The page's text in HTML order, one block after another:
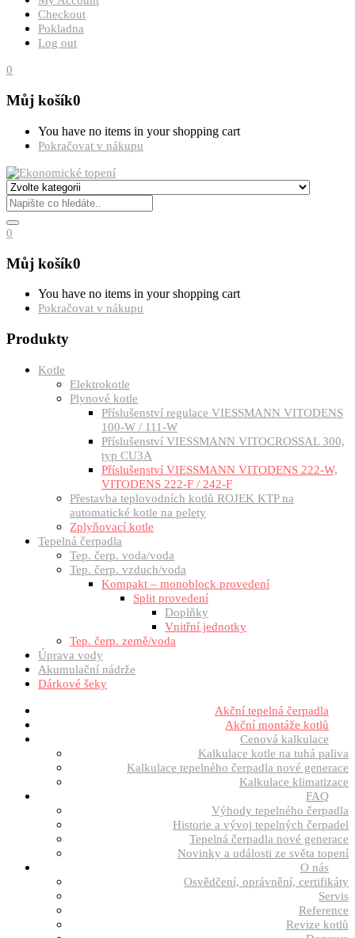
Checkout
Pokladna
Log out
0
Můj košík0
You have no items in your shopping cart
Pokračovat v nákupu
0
Můj košík0
You have no items in your shopping cart
Pokračovat v nákupu
Produkty
Kotle
Elektrokotle
Plynové kotle
Příslušenství regulace VIESSMANN VITODENS
100-W / 111-W
Příslušenství VIESSMANN VITOCROSSAL 300,
typ CU3A
Příslušenství VIESSMANN VITODENS 222-W,
VITODENS 222-F / 242-F
Přestavba teplovodních kotlů ROJEK KTP na
automatické kotle na pelety
Zplyňovací kotle
Tepelná čerpadla
Tep. čerp. voda/voda
Tep. čerp. vzduch/voda
Kompakt – monoblock provedení
Split provedení
Doplňky
Vnitřní jednotky
Tep. čerp. země/voda
Úprava vody
Akumulační nádrže
Dárkové šeky
Akční tepelná čerpadla
Akční montáže kotlů
Cenová kalkulace
Kalkulace kotle na tuhá paliva
Kalkulace tepelného čerpadla nové generace
Kalkulace klimatizace
FAQ
Výhody tepelného čerpadla
Historie a vývoj tepelných čerpadel
Tepelná čerpadla nové generace
Novinky a události ze světa topení
O nás
Osvědčení, oprávnění, certifikáty
Servis
Reference
Revize kotlů